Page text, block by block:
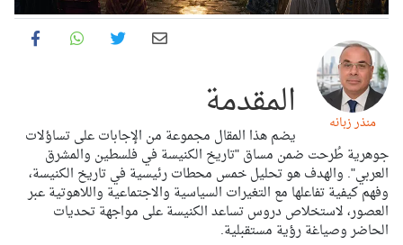
منذر زبانه المقدمة
يضم هذا المقال مجموعة من الإجابات على تساؤلات
جوهرية طُرحت ضمن مساق "تاريخ الكنيسة في فلسطين والمشرق
العربي". والهدف هو تحليل خمس محطات رئيسية في تاريخ الكنيسة،
وفهم كيفية تفاعلها مع التغيرات السياسية والاجتماعية واللاهوتية عبر
العصور، لاستخلاص دروس تساعد الكنيسة على مواجهة تحديات
الحاضر وصياغة رؤية مستقبلية.